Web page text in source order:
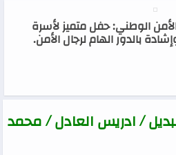
لتأسيس الأمن الوطني: حفل متميز لأسرة
بالدور الهام لرجال الأمن.
/ ادريس العادل / محمد